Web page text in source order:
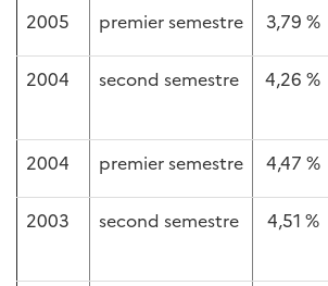
2005 premier semestre 3,79 %
2004 second semestre 4,26 %
2004 premier semestre 4,47 %
2003 second semestre 4,51 %